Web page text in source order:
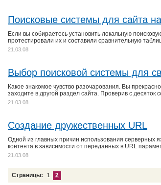
Поисковые системы для сайта
Если вы собираетесь установить локальную
протестировали их и составили сравнительную
21.03.08
Выбор поисковой системы для
Какое знакомое чувство разочарования. Вы
заходите в другой раздел сайта. Проверив с
21.03.08
Создание дружественных URL
Одной из главных причин использования серверных
контента в зависимости от переданных в URL
21.03.08
Страницы: 1 2